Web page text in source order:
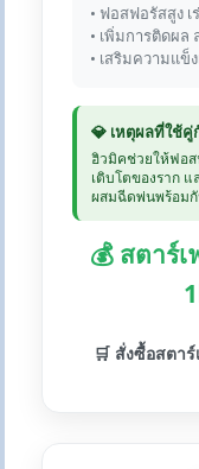
• ฟอสฟอรัสสูง เ
• เพิ่มการติดผล
• เสริมความแข็
💎 เหตุผลที่ใช้คู่
ฮิวมิคช่วยให้ฟอส
เติบโตของราก
ผสมฉีดพ่นพร้อม
💰 สตาร์
🛒 สั่งซื้อสตาร์